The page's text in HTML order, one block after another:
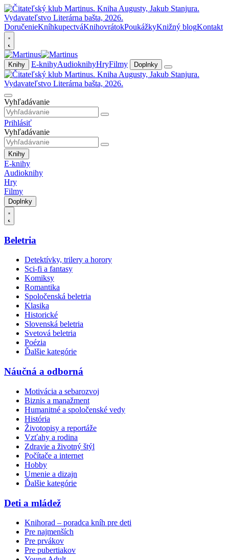
DoručenieKníhkupectváKnihovrátokPoukážkyKnižný blogKontakt
Knihy E-knihyAudioknihyHryFilmy Doplnky
Vyhľadávanie
Prihlásiť
Vyhľadávanie
Knihy
E-knihy
Audioknihy
Hry
Filmy
Doplnky
Beletria
Detektívky, trilery a horory
Sci-fi a fantasy
Komiksy
Romantika
Spoločenská beletria
Klasika
Historické
Slovenská beletria
Svetová beletria
Poézia
Ďalšie kategórie
Náučná a odborná
Motivácia a sebarozvoj
Biznis a manažment
Humanitné a spoločenské vedy
História
Životopisy a reportáže
Vzťahy a rodina
Zdravie a životný štýl
Počítače a internet
Hobby
Umenie a dizajn
Ďalšie kategórie
Deti a mládež
Knihorad – poradca kníh pre deti
Pre najmenších
Pre prvákov
Pre pubertiakov